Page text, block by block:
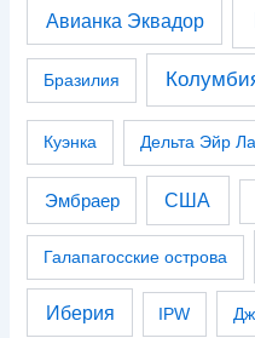
Авианка Эквадор
Бразилия
Куэнка Дельта Эйр
Эмбраер США
Галапагосские острова
Иберия IPW